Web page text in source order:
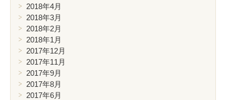
2018年4月
2018年3月
2018年2月
2018年1月
2017年12月
2017年11月
2017年9月
2017年8月
2017年6月